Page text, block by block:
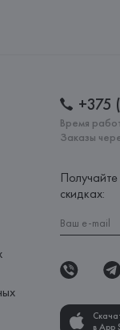
+375
Время
Заказы
скидках:
в App